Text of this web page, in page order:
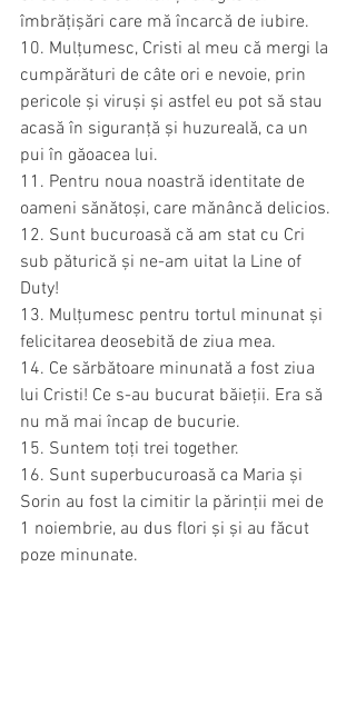
îmbrățișări care mă încarcă de iubire.
10. Mulțumesc, Cristi al meu că mergi la
cumpărături de câte ori e nevoie, prin
pericole și viruși și astfel eu pot să stau
acasă în siguranță și huzureală, ca un
pui în găoacea lui.
11. Pentru noua noastră identitate de
oameni sănătoși, care mănâncă delicios.
12. Sunt bucuroasă că am stat cu Cri
sub păturică și ne-am uitat la Line of
Duty!
13. Mulțumesc pentru tortul minunat și
felicitarea deosebită de ziua mea.
14. Ce sărbătoare minunată a fost ziua
lui Cristi! Ce s-au bucurat băieții. Era să
nu mă mai încap de bucurie.
15. Suntem toți trei together.
16. Sunt superbucuroasă ca Maria și
Sorin au fost la cimitir la părinții mei de
1 noiembrie, au dus flori și și au făcut
poze minunate.